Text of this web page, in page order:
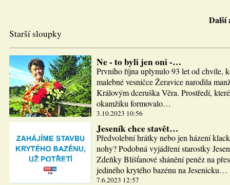
Starší sloupky
Ne - to byli jen oni -…
Prvního října uplynulo 93 let od chvíle,
malebné vesničce Žeravice narodila
Královým dceruška Věra. Prostředí,
okamžiku formovalo…
3.10.2023 10:56
Jeseník chce stavět…
Předvolební hrátky nebo jen házení
nohy? Podobná vyjádření starostky
Zdeňky Blišťanové shánění peněz na
jediného krytého bazénu na Jesenicku…
7.6.2023 12:57